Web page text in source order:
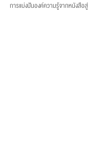
การแบ่งปันองค์ความรู้จากหนังสือ